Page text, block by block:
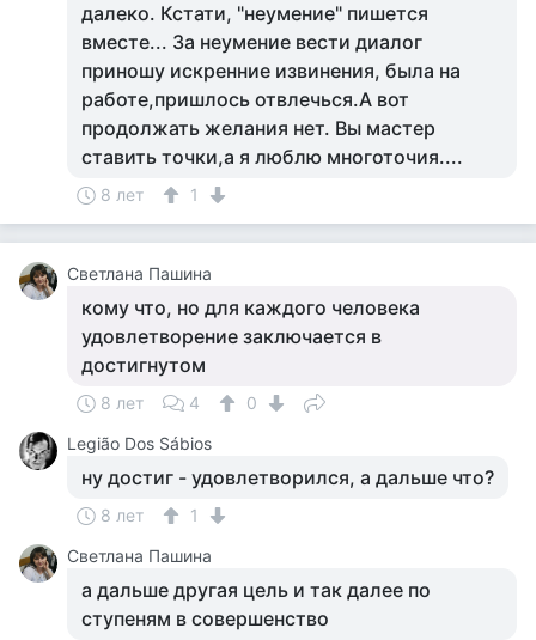
далеко. Кстати, "неумение" пишется
вместе... За неумение вести диалог
приношу искренние извинения, была на
работе,пришлось отвлечься.А вот
продолжать желания нет. Вы мастер
ставить точки,а я люблю многоточия....
8 лет 1
Светлана Пашина
кому что, но для каждого человека
удовлетворение заключается в
достигнутом
8 лет 4
0
Legião Dos Sábios
ну достиг - удовлетворился, а дальше что?
8 лет
1
Светлана Пашина
а дальше другая цель и так далее по
ступеням в совершенство